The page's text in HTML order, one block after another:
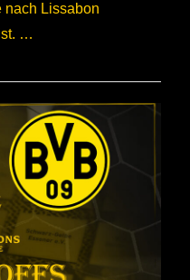
nach Lissabon
…